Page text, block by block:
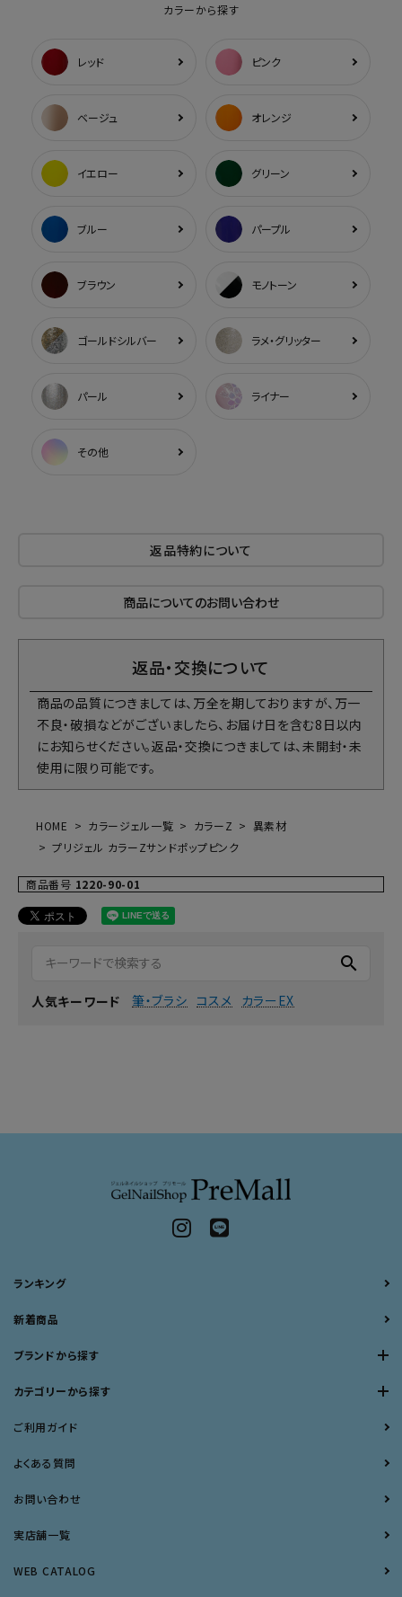
カラーから探す
レッド ピンク
ベージュ オレンジ
イエロー グリーン
ブルー パープル
ブラウン モノトーン
ゴールドシルバー ラメ・グリッター
パール ライナー
その他
返品特約について
商品についてのお問い合わせ
返品・交換について
商品の品質につきましては、万全を期しておりますが、万一
不良・破損などがございましたら、お届け日を含む8日以内
にお知らせください。返品・交換につきましては、未開封・未
使用に限り可能です。
HOME カラージェル一覧 カラーZ
異素材
プリジェル カラーZサンドポップピンク
商品番号 1220-90-01
search
人気キーワード 筆・ブラシ コスメ カラーEX
ランキング
新着商品
ブランドから探す
カテゴリーから探す
ご利用ガイド
よくある質問
お問い合わせ
実店舗一覧
WEB CATALOG